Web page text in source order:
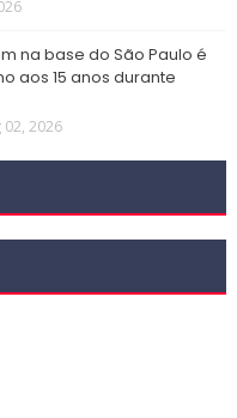
na base do São Paulo é
aos 15 anos durante
02, 2026